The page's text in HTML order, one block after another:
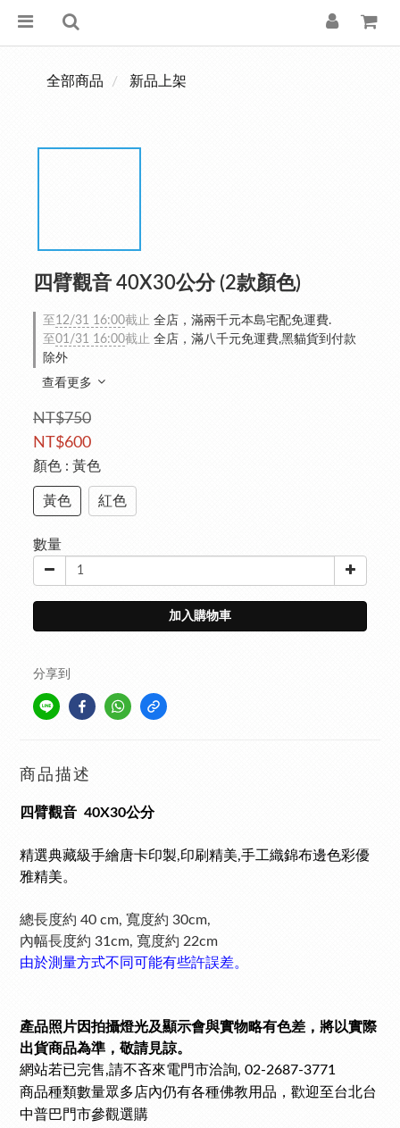
全部商品 新品上架
四臂觀音 40X30公分 (2款顏色)
至 12/31 16:00截止 全店，滿兩千元本島宅配免運費.
至01/31 16:00截止 全店，滿八千元免運費,黑貓貨到付款
除外
查看更多
NT$750
NT$600
顏色 : 黃色
黃色 紅色
數量
加入購物車
分享到
商品描述
四臂觀音 40X30公分
精選典藏級手繪唐卡印製,印刷精美,手工織錦布邊色彩優
雅精美。
總長度約 40 cm, 寬度約 30cm,
內幅長度約 31cm, 寬度約 22cm
由於測量方式不同可能有些許誤差。
產品照片因拍攝燈光及顯示會與實物略有色差，將以實際
出貨商品為準，敬請見諒。
網站若已完售,請不吝來電門市洽詢, 02-2687-3771
商品種類數量眾多店內仍有各種佛教用品，歡迎至台北台
中普巴門市參觀選購